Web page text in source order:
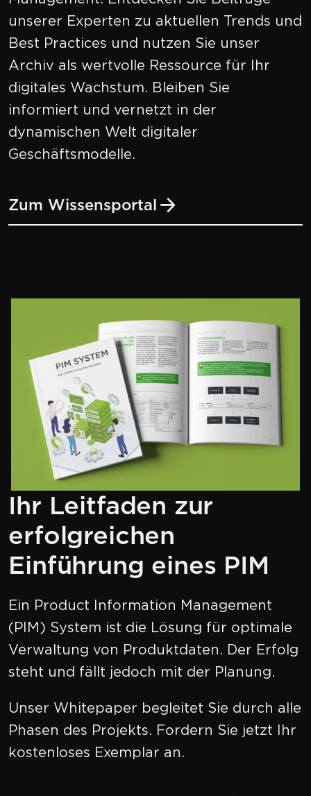
unserer Experten zu aktuellen Trends und
Best Practices und nutzen Sie unser
Archiv als wertvolle Ressource für Ihr
digitales Wachstum. Bleiben Sie
informiert und vernetzt in der
dynamischen Welt digitaler
Geschäftsmodelle.
Zum Wissensportal
Ihr Leitfaden zur
erfolgreichen
Einführung eines PIM
Ein Product Information Management
(PIM) System ist die Lösung für optimale
Verwaltung von Produktdaten. Der Erfolg
steht und fällt jedoch mit der Planung.
Unser Whitepaper begleitet Sie durch alle
Phasen des Projekts. Fordern Sie jetzt Ihr
kostenloses Exemplar an.